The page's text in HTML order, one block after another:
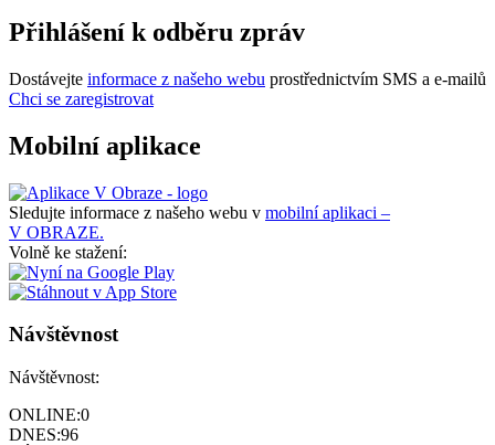
Přihlášení k odběru zpráv
Dostávejte informace z našeho webu prostřednictvím SMS a e-mailů
Chci se zaregistrovat
Mobilní aplikace
Sledujte informace z našeho webu v mobilní aplikaci –
V OBRAZE.
Volně ke stažení:
Návštěvnost
Návštěvnost:
ONLINE:0
DNES:96